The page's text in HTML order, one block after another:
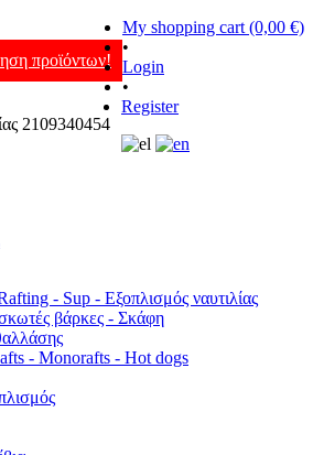
προϊόντων!
2109340454
My shopping cart (0,00 €)
•
Login
•
Register
- Sup - Εξοπλισμός ναυτιλίας
βάρκες - Σκάφη
- Monorafts - Hot dogs